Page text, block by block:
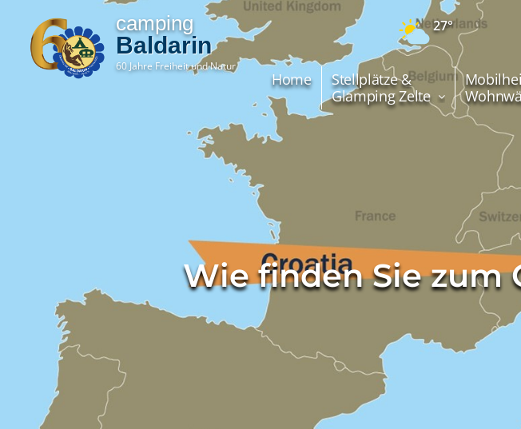
camping
Baldarin
60 Jahre Freiheit und Natur
27°
Home
Stellplätze &
Glamping Zelte
Wie finden Sie zum